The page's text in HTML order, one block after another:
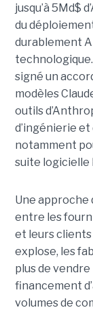
jusqu’à 5Md$
du
durablement
signé un
modèles
outils
d’ingénierie
notamment
suite logicielle
Une approche
entre les
et leurs clients
explose, les
plus de
financement
volumes de